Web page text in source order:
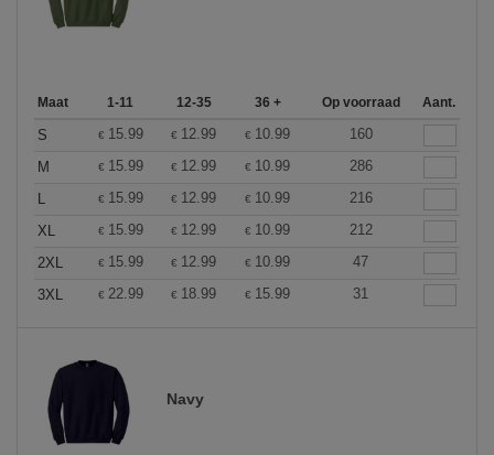
Maat 1-11 12-35 36 + Op voorraad Aant.
S € 15.99 € 12.99 € 10.99
160
M
€ 15.99 € 12.99 € 10.99
286
L
€ 15.99 € 12.99 € 10.99
216
XL
€ 15.99 € 12.99 € 10.99
212
2XL
€ 15.99 € 12.99 € 10.99
47
3XL
€ 22.99 € 18.99 € 15.99 31
Navy